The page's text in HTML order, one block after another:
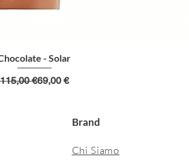
- Solar
Prezzo regolare
115,00 €Prezzo scontato
69,00 €
Brand
Chi Siamo